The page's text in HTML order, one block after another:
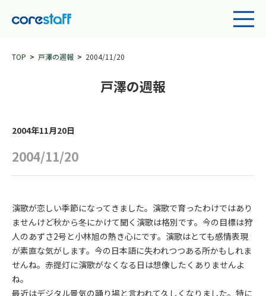
TOP 戸澤の週報 2004/11/20
戸澤の週報
2004年11月20日
2004/11/20
演歌が恋しい季節になってきました。演歌で育ったわけではあり
ませんけど秋から冬にかけて聞く演歌は格別です。今の目標は狩
人のあずさ2号と小林旭の熱き心にです。演歌はとても感情表現
が素直な気がします。今の日本語に失われつつある所かもしれま
せんね。赤提灯に演歌がなくなる日は想像したくありませんよ
ね。
最近はデジタル景気の踊り場と言われて久しくなりました。特に